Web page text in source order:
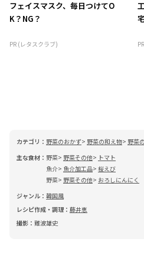
フェイスマスク、毎日つけてO
K？NG？
PR (レタスクラブ)
カテゴリ： 野菜のおかず 野菜の和え物
野菜
主な食材： 野菜 野菜その他
トマト
魚介
魚介加工品 桜えび
野菜
野菜その他
おろしにんにく
ジャンル： 韓国風
レシピ作成・調理： 藤井恵
撮影： 難波雄史